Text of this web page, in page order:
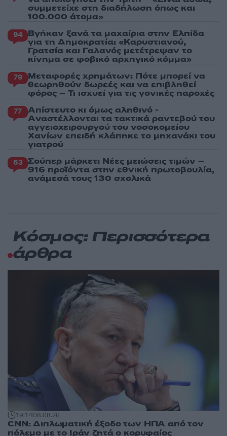
συμμετείχε στη διαδήλωση όπως και
100.000 άτομα»
94 Βγήκαν ξανά τα μαχαίρια στην Ελπίδα
για τη Δημοκρατία: «Καρυστιανού,
Γρατσία και Γαλανός μετέτρεψαν το
κίνημα σε φοβικό αρχηγικό κόμμα»
79 Μεταφορές χρημάτων: Πότε μπορεί να
θεωρηθούν δωρεές και να επιβληθεί
φόρος – Τι ισχυεί για τις γονικές παροχές
77 Απίστευτο κι όμως αληθινό -
Aναστέλλονται τα τακτικά ραντεβού του
αγγειοχειρουργού του νοσοκομείου
Χανίων επειδή κλάπηκε το μηχανάκι του
γιατρού
63 Σούπερ μάρκετ: Νέες μειώσεις τιμών –
916 προϊόντα στην εθνική πρωτοβουλία,
ανάμεσά τους 130 σχολικά
Κόσμος: Περισσότερα
άρθρα
19:1408.08.26
CNN: Διπλωματική έξοδο των ΗΠΑ από τον
πόλεμο με το Ιράν ζητά ο κορυφαίος